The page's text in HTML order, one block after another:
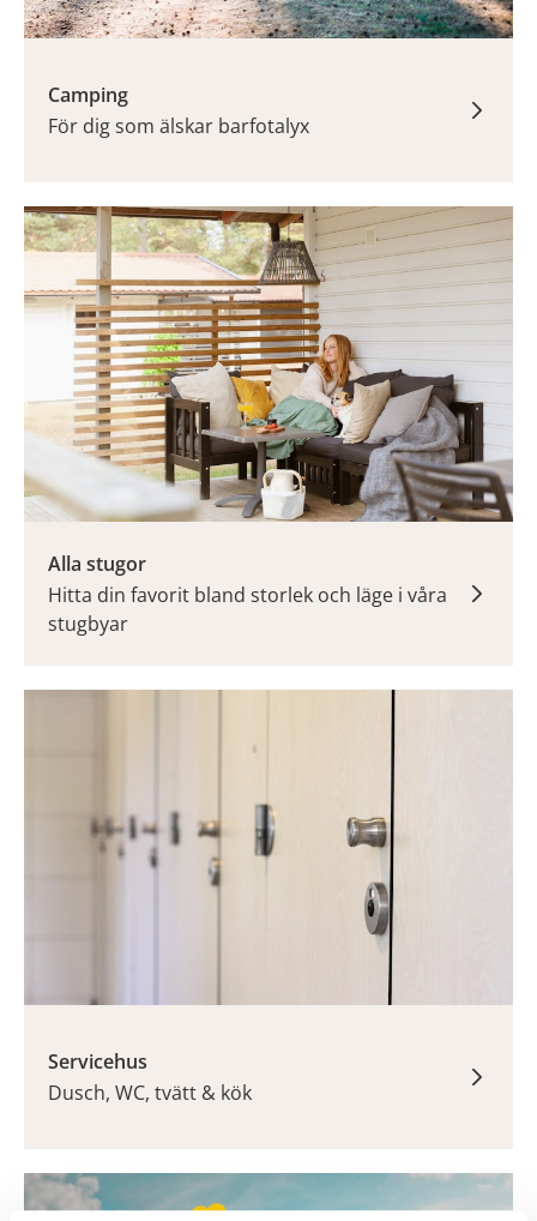
Camping
För dig som älskar barfotalyx
Alla stugor
Hitta din favorit bland storlek och läge i våra
stugbyar
Servicehus
Dusch, WC, tvätt & kök